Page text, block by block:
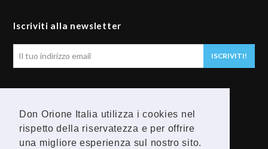
Don Orione Italia utilizza i cookies nel
rispetto della riservatezza e per offrire
una migliore esperienza sul nostro sito.
Iscriviti alla newsletter
ISCRIVITI!
F
Y